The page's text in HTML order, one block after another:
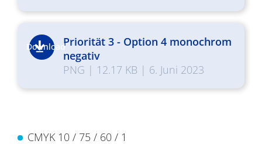
DownloadPriorität 3 - Option 4 monochrom
negativ
PNG | 12.17 KB | 6. Juni 2023
CMYK 10 / 75 / 60 / 1